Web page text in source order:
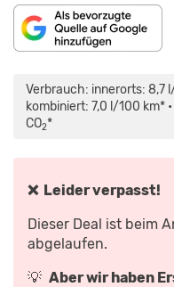
Verbrauch: innerorts: 8,7
kombiniert: 7,0 l/100 km*
CO2*
❌ Leider verpasst!
Dieser Deal ist beim
abgelaufen.
💡 Aber wir haben
MAPS.GOOGLE.DE
ANZEIGEN
(2017)
SPORTLICHES
BENZINER-
SUV
VON